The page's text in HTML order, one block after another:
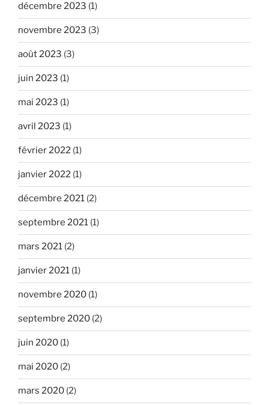
décembre 2023 (1)
novembre 2023 (3)
août 2023 (3)
juin 2023 (1)
mai 2023 (1)
avril 2023 (1)
février 2022 (1)
janvier 2022 (1)
décembre 2021 (2)
septembre 2021 (1)
mars 2021 (2)
janvier 2021 (1)
novembre 2020 (1)
septembre 2020 (2)
juin 2020 (1)
mai 2020 (2)
mars 2020 (2)